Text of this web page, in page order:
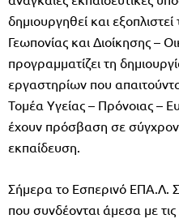
δημιουργηθεί και
Γεωπονίας και Διοίκησης –
προγραμματίζει τη
εργαστηρίων που
Τομέα Υγείας – Πρόνοιας –
έχουν πρόσβαση σε
εκπαίδευση.
Σήμερα το Εσπερινό ΕΠΑ.Λ.
που συνδέονται άμεσα με